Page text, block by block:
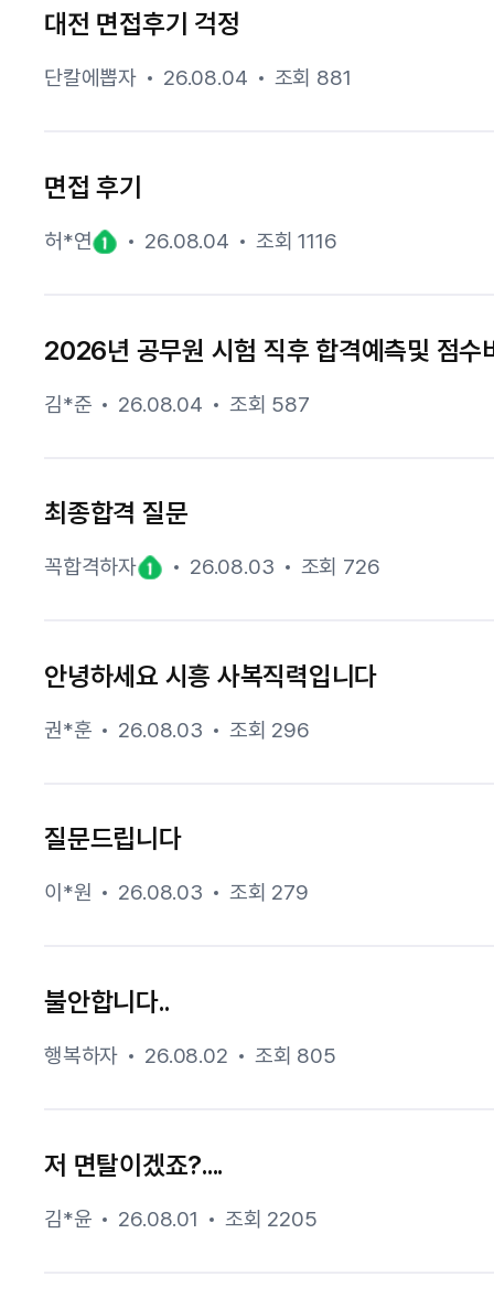
대전 면접후기 걱정
단칼에뽑자 26.08.04 조회 881
면접 후기
허*연 26.08.04 조회 1116
2026년 공무원 시험 직후 합격예측및 점수
김*준 26.08.04 조회 587
최종합격 질문
꼭합격하자 26.08.03 조회 726
안녕하세요 시흥 사복직력입니다
권*훈 26.08.03 조회 296
질문드립니다
이*원 26.08.03 조회 279
불안합니다..
행복하자 26.08.02 조회 805
저 면탈이겠죠?....
김*윤 26.08.01 조회 2205